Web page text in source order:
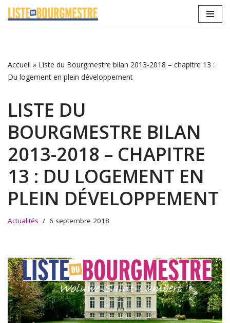
Accueil » Liste du Bourgmestre bilan 2013-2018 – chapitre 13 :
Du logement en plein développement
LISTE DU
BOURGMESTRE BILAN
2013-2018 – CHAPITRE
13 : DU LOGEMENT EN
PLEIN DÉVELOPPEMENT
Actualités 6 septembre 2018